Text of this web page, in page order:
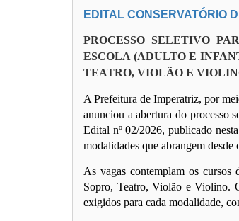
EDITAL CONSERVATÓRIO
PROCESSO SELETIVO
ESCOLA (ADULTO E
TEATRO, VIOLÃO E
A Prefeitura de Imperatriz, por
anunciou a abertura do processo
Edital nº 02/2026, publicado
modalidades que abrangem desde
As vagas contemplam os
Sopro, Teatro, Violão e Violino.
exigidos para cada modalidade,